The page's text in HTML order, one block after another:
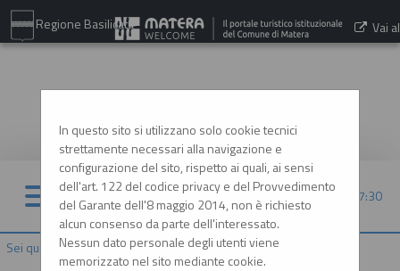
Regione Basilicata Vai al
07/08/2026 07:30
Sei qui: Home»Informazioni»Helpdesk operatori economici
In questo sito si utilizzano solo cookie tecnici
strettamente necessari alla navigazione e
configurazione del sito, rispetto ai quali, ai sensi
dell'art. 122 del codice privacy e del Provvedimento
del Garante dell'8 maggio 2014, non è richiesto
alcun consenso da parte dell'interessato.
Nessun dato personale degli utenti viene
memorizzato nel sito mediante cookie.